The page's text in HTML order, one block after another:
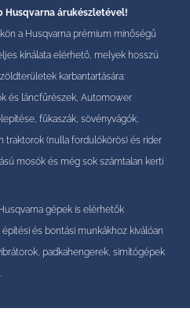
Husqvarna árukészletével!
a Husqvarna prémium minőségű
kínálata elérhető, melyek hosszú
karbantartására:
és láncfűrészek, Automower
fűkaszák, sövényvágók,
traktorok (nulla fordulókörös) és rider
mosók és még sok számtalan kerti
gépek is elérhetők
és bontási munkákhoz kiválóan
padkahengerek, simítógépek